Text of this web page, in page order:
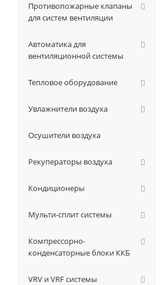
Противопожарные клапаны
для систем вентиляции
Автоматика для
вентиляционной системы
Тепловое оборудование
Увлажнители воздуха
Осушители воздуха
Рекуператоры воздуха
Кондиционеры
Мульти-сплит системы
Компрессорно-
конденсаторные блоки ККБ
VRV и VRF системы